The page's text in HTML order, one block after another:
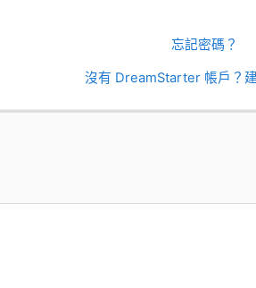
忘記密碼？
沒有 DreamStarter 帳戶？